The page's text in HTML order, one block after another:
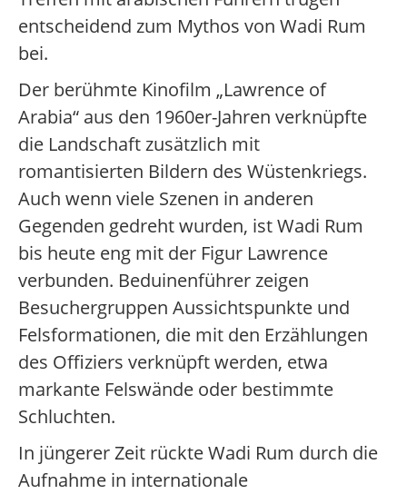
entscheidend zum Mythos von Wadi Rum
bei.
Der berühmte Kinofilm „Lawrence of
Arabia“ aus den 1960er-Jahren verknüpfte
die Landschaft zusätzlich mit
romantisierten Bildern des Wüstenkriegs.
Auch wenn viele Szenen in anderen
Gegenden gedreht wurden, ist Wadi Rum
bis heute eng mit der Figur Lawrence
verbunden. Beduinenführer zeigen
Besuchergruppen Aussichtspunkte und
Felsformationen, die mit den Erzählungen
des Offiziers verknüpft werden, etwa
markante Felswände oder bestimmte
Schluchten.
In jüngerer Zeit rückte Wadi Rum durch die
Aufnahme in internationale